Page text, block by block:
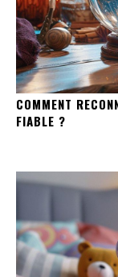
COMMENT
FIABLE ?